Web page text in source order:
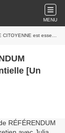
MENU
[Un entretien avec Julia CAGÉ]
[Un